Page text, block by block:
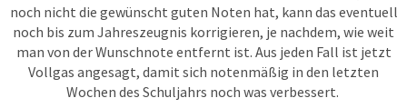
noch nicht die gewünscht guten Noten hat, kann das eventuell
noch bis zum Jahreszeugnis korrigieren, je nachdem, wie weit
man von der Wunschnote entfernt ist. Aus jeden Fall ist jetzt
Vollgas angesagt, damit sich notenmäßig in den letzten
Wochen des Schuljahrs noch was verbessert.